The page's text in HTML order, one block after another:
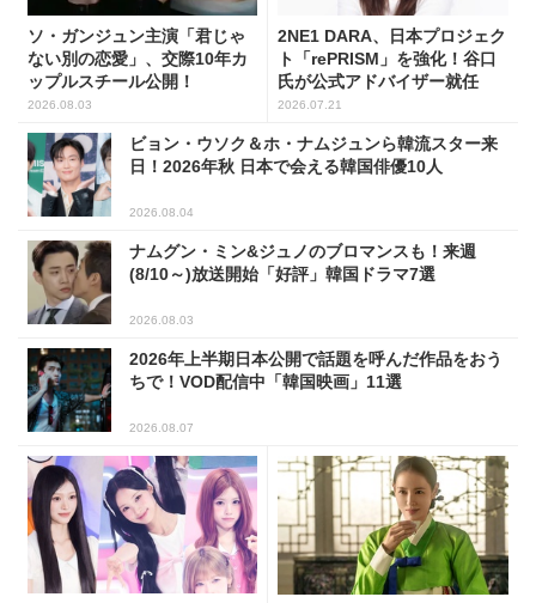
ソ・ガンジュン主演「君じゃ
ない別の恋愛」、交際10年カ
ップルスチール公開！
2026.08.03
2NE1 DARA、日本プロジェク
ト「rePRISM」を強化！谷口
氏が公式アドバイザー就任
2026.07.21
ビョン・ウソク＆ホ・ナムジュンら韓流スター来
日！2026年秋 日本で会える韓国俳優10人
2026.08.04
ナムグン・ミン&ジュノのブロマンスも！来週
(8/10～)放送開始「好評」韓国ドラマ7選
2026.08.03
2026年上半期日本公開で話題を呼んだ作品をおう
ちで！VOD配信中「韓国映画」11選
2026.08.07